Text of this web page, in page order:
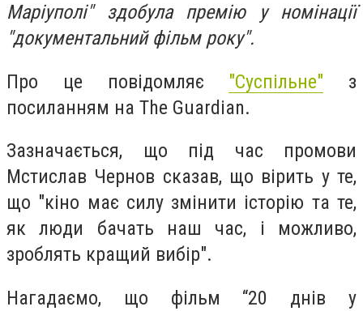
Маріуполі" здобула премію у номінації
"документальний фільм року".
Про це повідомляє "Суспільне" з
посиланням на The Guardian.
Зазначається, що під час промови
Мстислав Чернов сказав, що вірить у те,
що "кіно має силу змінити історію та те,
як люди бачать наш час, і можливо,
зроблять кращий вибір".
Нагадаємо, що фільм “20 днів у